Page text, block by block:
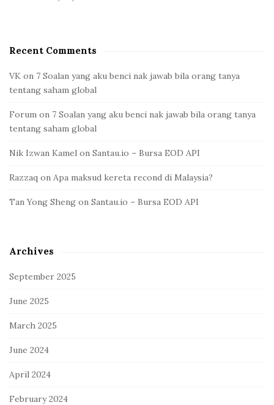
Recent Comments
VK on 7 Soalan yang aku benci nak jawab bila orang tanya
tentang saham global
Forum on 7 Soalan yang aku benci nak jawab bila orang tanya
tentang saham global
Nik Izwan Kamel on Santau.io – Bursa EOD API
Razzaq on Apa maksud kereta recond di Malaysia?
Tan Yong Sheng on Santau.io – Bursa EOD API
Archives
September 2025
June 2025
March 2025
June 2024
April 2024
February 2024